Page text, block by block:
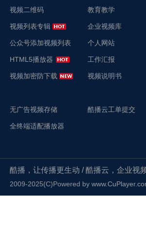
视频二维码
视频列表专辑
公众号添加视频列表
HTML5播放器
视频加密防下载
无广告视频存储
全终端适配播放器
教育教学
企业视频库
个人网站
工作汇报
视频说明书
酷播云工单提交
酷播，让传播更生动 / 酷播云，企业视
2009-2025(C)Powered by